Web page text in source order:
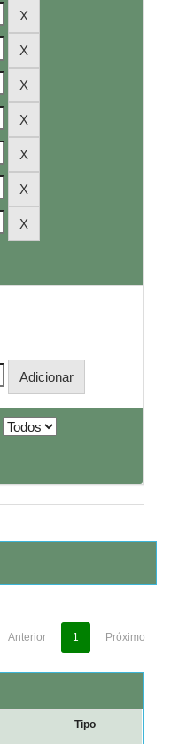
Anterior 1 Próximo
Tipo